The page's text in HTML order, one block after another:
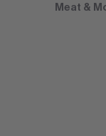
Meat &